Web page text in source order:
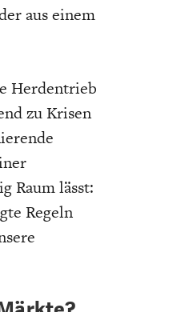
aus einem
Herdentrieb
zu Krisen
Raum lässt:
Regeln